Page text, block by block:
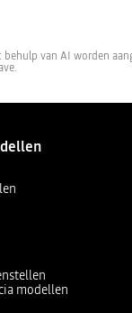
van AI worden
modellen